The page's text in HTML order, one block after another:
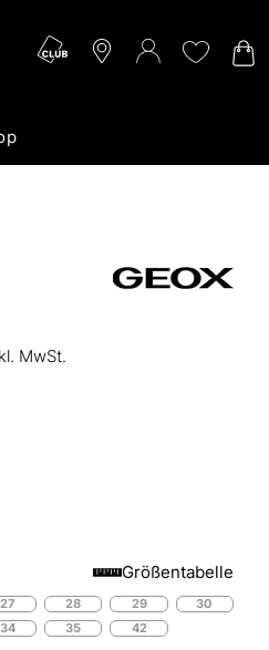
MwSt.
Größentabelle
27 28 29
30
34 35 42